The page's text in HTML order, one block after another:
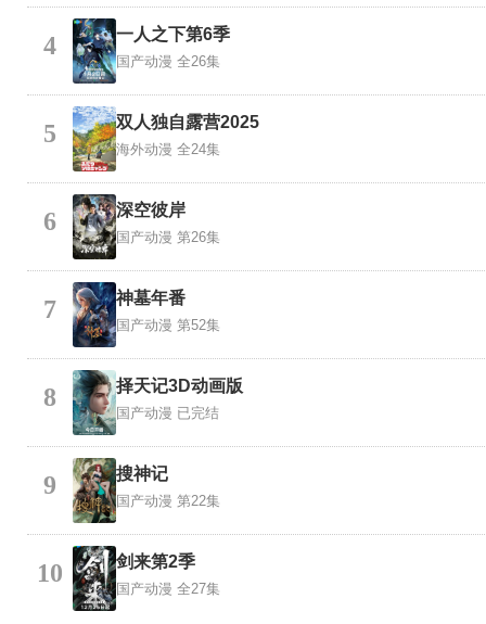
4 一人之下第6季
国产动漫 全26集
5 双人独自露营2025
海外动漫 全24集
6 深空彼岸
国产动漫 第26集
7 神墓年番
国产动漫 第52集
8 择天记3D动画版
国产动漫 已完结
9 搜神记
国产动漫 第22集
10 剑来第2季
国产动漫 全27集